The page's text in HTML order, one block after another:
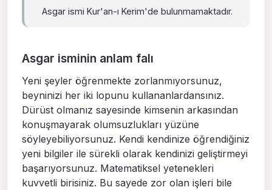
Asgar ismi Kur'an-ı Kerim'de bulunmamaktadır.
Asgar isminin anlam falı
Yeni şeyler öğrenmekte zorlanmıyorsunuz,
beyninizi her iki lopunu kullananlardansınız.
Dürüst olmanız sayesinde kimsenin arkasından
konuşmayarak olumsuzlukları yüzüne
söyleyebiliyorsunuz. Kendi kendinize öğrendiğiniz
yeni bilgiler ile sürekli olarak kendinizi geliştirmeyi
başarıyorsunuz. Matematiksel yetenekleri
kuvvetli birisiniz. Bu sayede zor olan işleri bile